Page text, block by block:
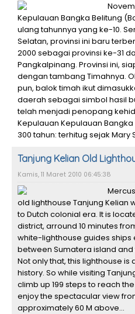
Kepulauan Bangka Belitung
ulang tahunnya yang ke-10.
Selatan, provinsi ini baru
2000 sebagai provinsi ke-31
Pangkalpinang. Provinsi ini,
dengan tambang Timahnya.
pun, balok timah ikut
daerah sebagai simbol hasil
telah menjadi penopang
Kepulauan Kepulauan
300 tahun: terhitug sejak Mary
Tanjung Kelian Old
Kamis, 11 Maret 2010 06:45:38
old lighthouse Tanjung Kelian
to Dutch colonial era. It is
district, arround 10 minutes
white-lighthouse guides ships
between Sumatera island
Not only that, this lighthouse is
history. So while visiting
climb up 199 steps to reach
enjoy the spectacular view
approximately 60 M above...